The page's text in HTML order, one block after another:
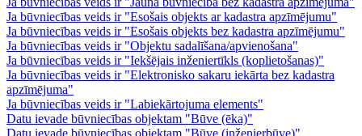
Ja būvniecības veids ir "Esošais objekts ar kadastra apzīmējumu"
Ja būvniecības veids ir "Esošais objekts bez kadastra apzīmējumu"
Ja būvniecības veids ir "Objektu sadalīšana/apvienošana"
Ja būvniecības veids ir "Iekšējais inženiertīkls (koplietošanas)"
Ja būvniecības veids ir "Elektronisko sakaru iekārta bez kadastra
apzīmējuma"
Ja būvniecības veids ir "Labiekārtojuma elements"
Datu ievade būvniecības objektam "Būve (ēka)"
Datu ievade būvniecības objektam "Būve (inženierbūve)"